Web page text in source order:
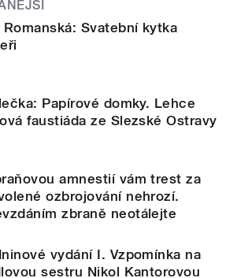
Romanská: Svatební kytka
Papírové domky. Lehce
faustiáda ze Slezské Ostravy
amnestií vám trest za
ozbrojování nehrozí.
zbraně neotálejte
vydání I. Vzpomínka na
sestru Nikol Kantorovou